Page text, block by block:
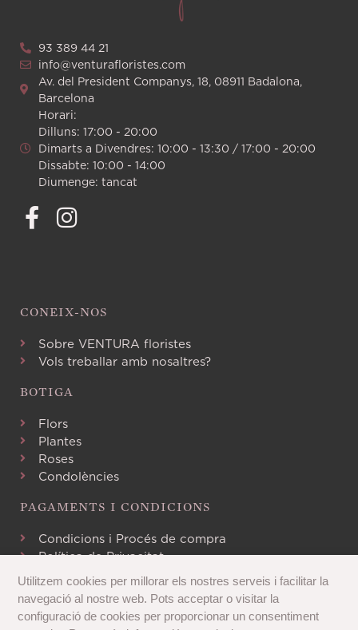
93 389 44 21
info@venturafloristes.com
Av. del President Companys, 18, 08911 Badalona,
Barcelona
Horari:
Dilluns: 17:00 - 20:00
Dimarts a Divendres: 10:00 - 13:30 / 17:00 - 20:00
Dissabte: 10:00 - 14:00
Diumenge: tancat
CONEIX-NOS
Sobre VENTURA floristes
Vols treballar amb nosaltres?
BOTIGA
Flors
Plantes
Roses
Condolències
PAGAMENTS I CONDICIONS
Condicions i Procés de compra
Política de Privacitat
Política de Cookies
Utilitzem cookies per millorar els nostres serveis i facilitar la
navegació al nostre web. Pots acceptar o visitar la
configuració de cookies per proporcionar un consentiment